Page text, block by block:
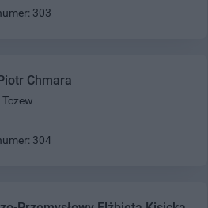
303
Chmara
304